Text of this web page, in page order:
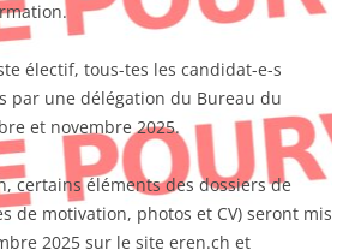
électif, tous-tes les candidat-e-s
par une délégation du Bureau du
et novembre 2025.
certains éléments des dossiers de
de motivation, photos et CV) seront mis
2025 sur le site eren.ch et